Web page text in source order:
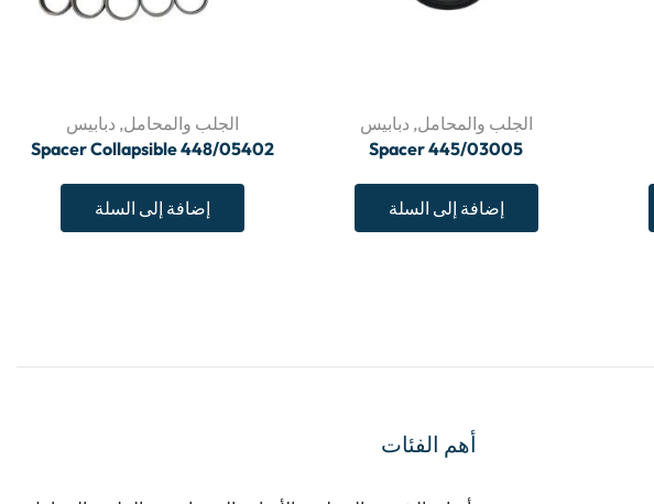
الجلب والمحامل, دبابيس
Spacer 445/03005
إضافة إلى السلة
الجلب والمحامل, دبابيس
Spacer Collapsible 448/05402
إضافة إلى السلة
أهم الفئات